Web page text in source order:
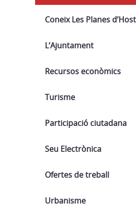
Coneix Les Planes
L’Ajuntament
Recursos econòmics
Turisme
Participació ciutadana
Seu Electrònica
Ofertes de treball
Urbanisme